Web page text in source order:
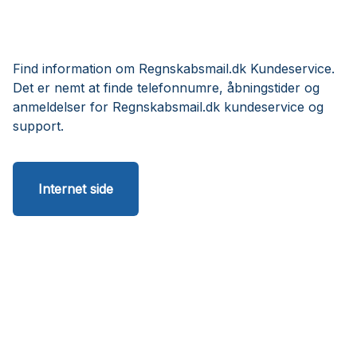
Find information om Regnskabsmail.dk Kundeservice.
Det er nemt at finde telefonnumre, åbningstider og
anmeldelser for Regnskabsmail.dk kundeservice og
support.
Internet side